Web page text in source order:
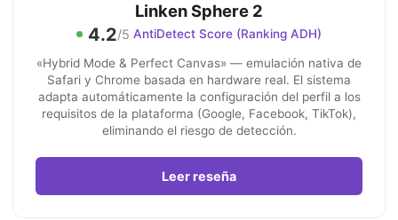
Linken Sphere 2
4.2/5 AntiDetect Score (Ranking ADH)
«Hybrid Mode & Perfect Canvas» — emulación nativa de
Safari y Chrome basada en hardware real. El sistema
adapta automáticamente la configuración del perfil a los
requisitos de la plataforma (Google, Facebook, TikTok),
eliminando el riesgo de detección.
Leer reseña